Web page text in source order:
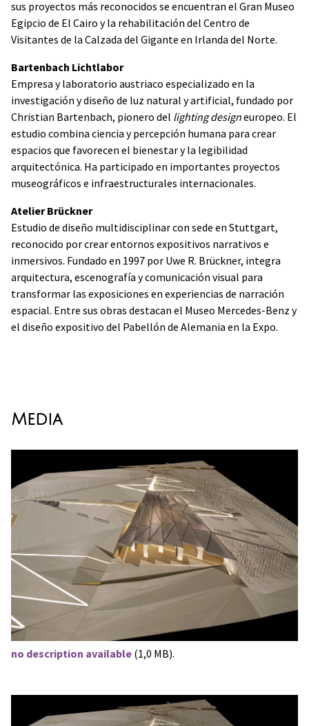
sus proyectos más reconocidos se encuentran el Gran Museo
Egipcio de El Cairo y la rehabilitación del Centro de
Visitantes de la Calzada del Gigante en Irlanda del Norte.
Bartenbach Lichtlabor
Empresa y laboratorio austriaco especializado en la
investigación y diseño de luz natural y artificial, fundado por
Christian Bartenbach, pionero del lighting designeuropeo. El
estudio combina ciencia y percepción humana para crear
espacios que favorecen el bienestar y la legibilidad
arquitectónica. Ha participado en importantes proyectos
museográficos e infraestructurales internacionales.
Atelier Brückner
Estudio de diseño multidisciplinar con sede en Stuttgart,
reconocido por crear entornos expositivos narrativos e
inmersivos. Fundado en 1997 por Uwe R. Brückner, integra
arquitectura, escenografía y comunicación visual para
transformar las exposiciones en experiencias de narración
espacial. Entre sus obras destacan el Museo Mercedes-Benz y
el diseño expositivo del Pabellón de Alemania en la Expo.
Media
no description available (1,0 MB).